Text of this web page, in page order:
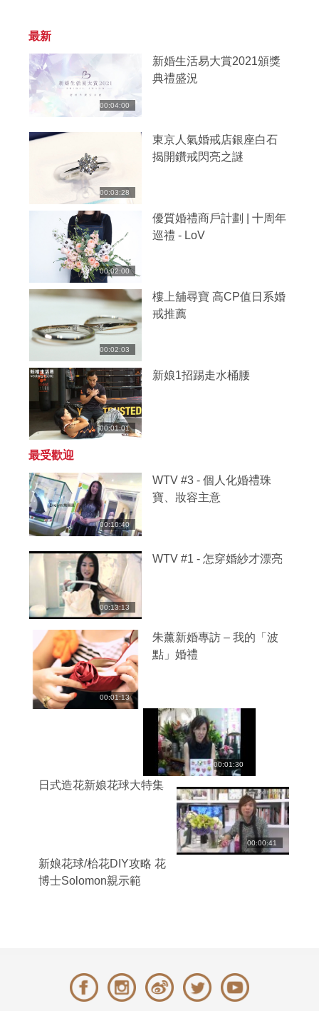
最新
00:04:00
新婚生活易大賞2021頒獎
典禮盛況
00:03:28
東京人氣婚戒店銀座白石
揭開鑽戒閃亮之謎
00:02:00
優質婚禮商戶計劃 | 十周年
巡禮 - LoV
00:02:03
樓上舖尋寶 高CP值日系婚
戒推薦
00:01:01
新娘1招踢走水桶腰
最受歡迎
00:10:40
WTV #3 - 個人化婚禮珠
寶、妝容主意
00:13:13
WTV #1 - 怎穿婚紗才漂亮
00:01:13
朱薰新婚專訪 – 我的「波
點」婚禮
00:01:30
日式造花新娘花球大特集
00:00:41
新娘花球/枱花DIY攻略 花
博士Solomon親示範